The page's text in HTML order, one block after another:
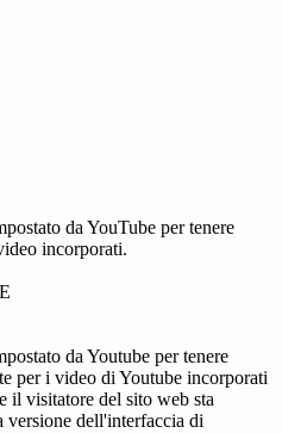
da YouTube per tenere
incorporati.
da Youtube per tenere
per i video di Youtube incorporati
il visitatore del sito web sta
dell'interfaccia di